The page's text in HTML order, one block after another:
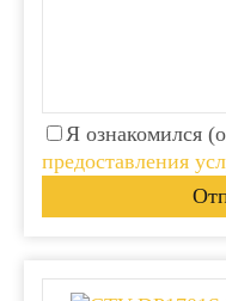
Я ознакомился
предоставления